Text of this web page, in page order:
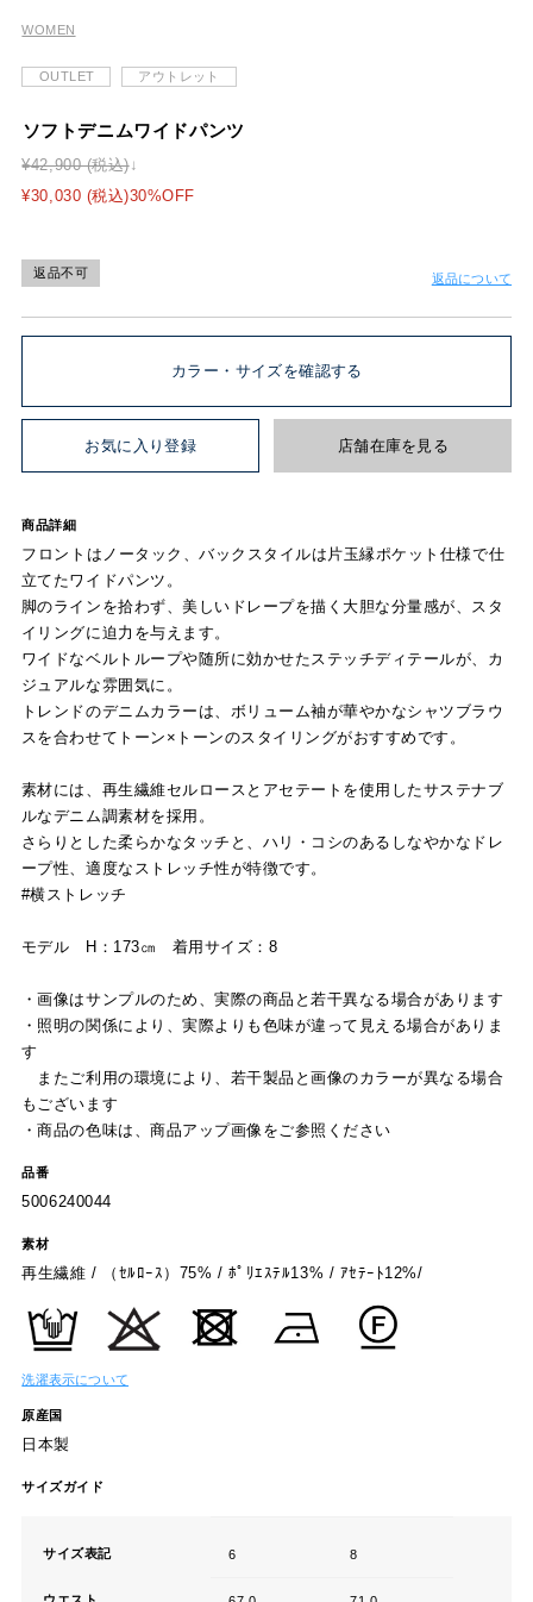
WOMEN
OUTLET アウトレット
ソフトデニムワイドパンツ
¥42,900 (税込)
¥30,030 (税込)30%OFF
返品不可 返品について
カラー・サイズを確認する
お気に入り登録 店舗在庫を見る
商品詳細
フロントはノータック、バックスタイルは片玉縁ポケット仕様で仕
立てたワイドパンツ。
脚のラインを拾わず、美しいドレープを描く大胆な分量感が、スタ
イリングに迫力を与えます。
ワイドなベルトループや随所に効かせたステッチディテールが、カ
ジュアルな雰囲気に。
トレンドのデニムカラーは、ボリューム袖が華やかなシャツブラウ
スを合わせてトーン×トーンのスタイリングがおすすめです。
素材には、再生繊維セルロースとアセテートを使用したサステナブ
ルなデニム調素材を採用。
さらりとした柔らかなタッチと、ハリ・コシのあるしなやかなドレ
ープ性、適度なストレッチ性が特徴です。
#横ストレッチ
モデル H：173㎝ 着用サイズ：8
・画像はサンプルのため、実際の商品と若干異なる場合があります
・照明の関係により、実際よりも色味が違って見える場合がありま
す
またご利用の環境により、若干製品と画像のカラーが異なる場合
もございます
・商品の色味は、商品アップ画像をご参照ください
品番
5006240044
素材
再生繊維 / （ｾﾙﾛｰｽ）75% / ﾎﾟﾘｴｽﾃﾙ13% / ｱｾﾃｰﾄ12%/
洗濯表示について
原産国
日本製
サイズガイド
サイズ表記 6 8